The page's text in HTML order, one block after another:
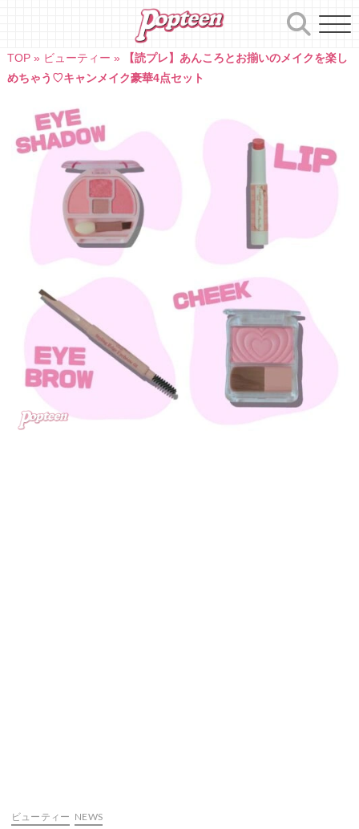
TOP» ビューティー »
【読プレ】あんころとお揃いのメイクを楽し
めちゃう♡キャンメイク豪華4点セット
ビューティー NEWS